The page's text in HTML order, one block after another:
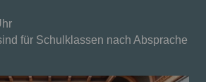
für Schulklassen nach Absprache